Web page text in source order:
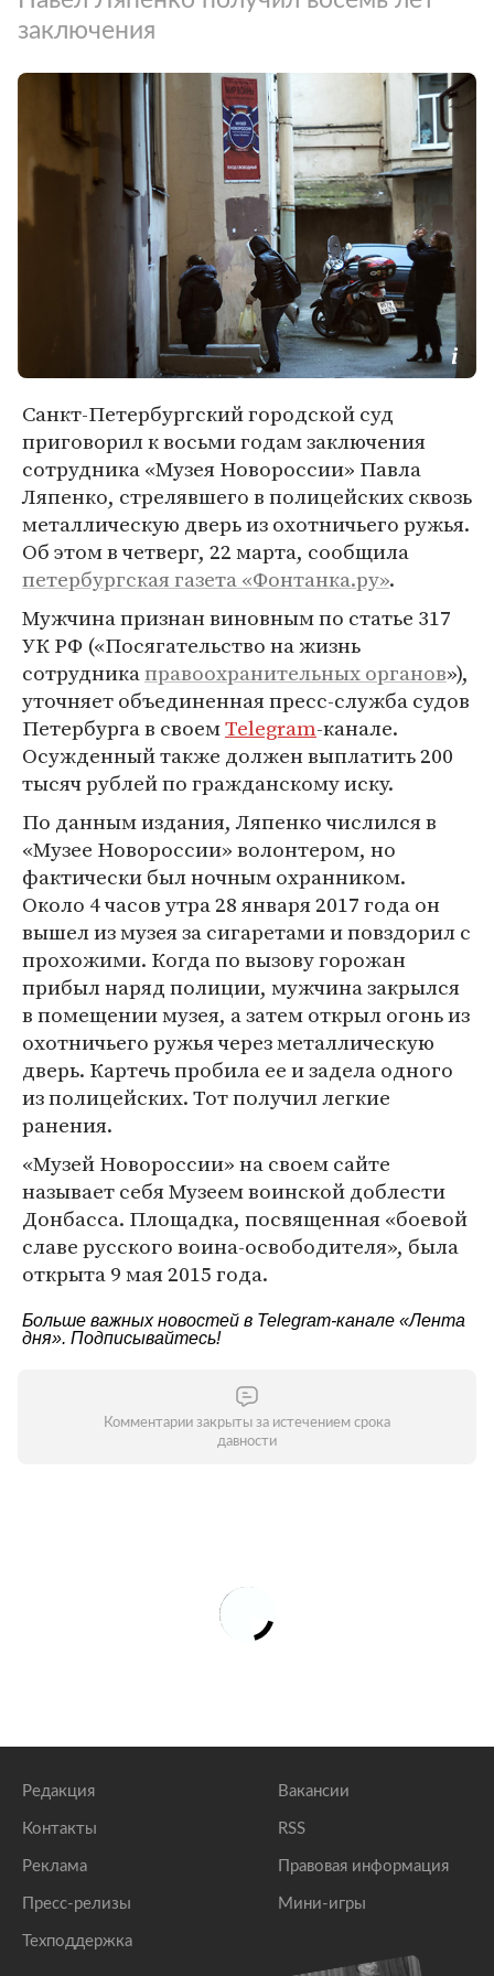
заключения
Санкт-Петербургский городской суд
приговорил к восьми годам заключения
сотрудника «Музея Новороссии» Павла
Ляпенко, стрелявшего в полицейских сквозь
металлическую дверь из охотничьего ружья.
Об этом в четверг, 22 марта, сообщила
петербургская газета «Фонтанка.ру».
Мужчина признан виновным по статье 317
УК РФ («Посягательство на жизнь
сотрудникаправоохранительных органов»),
уточняет объединенная пресс-служба судов
Петербурга в своемTelegram-канале.
Осужденный также должен выплатить 200
тысяч рублей по гражданскому иску.
По данным издания, Ляпенко числился в
«Музее Новороссии» волонтером, но
фактически был ночным охранником.
Около 4 часов утра 28 января 2017 года он
вышел из музея за сигаретами и повздорил с
прохожими. Когда по вызову горожан
прибыл наряд полиции, мужчина закрылся
в помещении музея, а затем открыл огонь из
охотничьего ружья через металлическую
дверь. Картечь пробила ее и задела одного
из полицейских. Тот получил легкие
ранения.
«Музей Новороссии» на своем сайте
называет себя Музеем воинской доблести
Донбасса. Площадка, посвященная «боевой
славе русского воина-освободителя», была
открыта 9 мая 2015 года.
Больше важных новостей в Telegram-канале «Лента
дня». Подписывайтесь!
Комментарии закрыты за истечением срока
давности
Редакция
Контакты
Реклама
Пресс-релизы
Техподдержка
Вакансии
RSS
Правовая информация
Мини-игры